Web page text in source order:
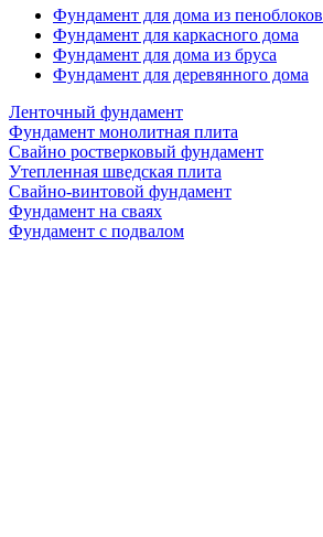
Фундамент для дома из пеноблоков
Фундамент для каркасного дома
Фундамент для дома из бруса
Фундамент для деревянного дома
Ленточный фундамент
Фундамент монолитная плита
Свайно ростверковый фундамент
Утепленная шведская плита
Свайно-винтовой фундамент
Фундамент на сваях
Фундамент с подвалом